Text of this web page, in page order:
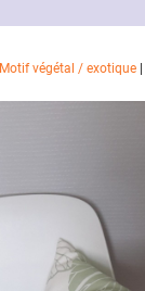
Motif végétal / exotique